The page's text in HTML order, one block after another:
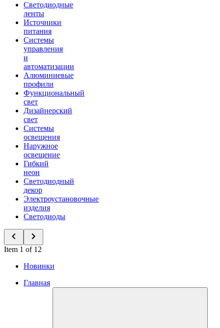
Светодиодные
ленты
Источники
питания
Системы
управления
и
автоматизации
Алюминиевые
профили
Функциональный
свет
Дизайнерский
свет
Системы
освещения
Наружное
освещение
Гибкий
неон
Светодиодный
декор
Электроустановочные
изделия
Светодиоды
Item 1 of 12
Новинки
Главная